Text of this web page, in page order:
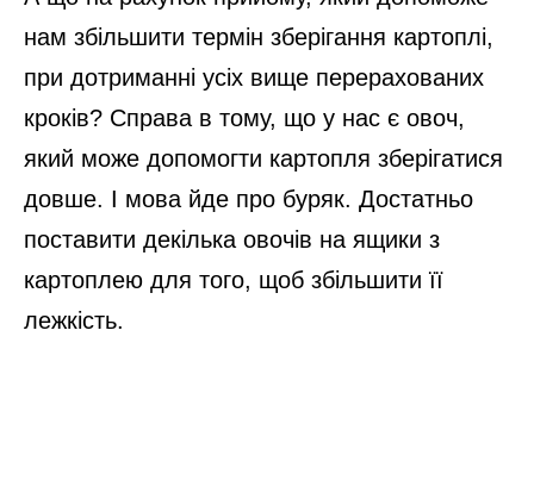
нам збільшити термін зберігання картоплі,
при дотриманні усіх вище перерахованих
кроків? Справа в тому, що у нас є овоч,
який може допомогти картопля зберігатися
довше. І мова йде про буряк. Достатньо
поставити декілька овочів на ящики з
картоплею для того, щоб збільшити її
лежкість.